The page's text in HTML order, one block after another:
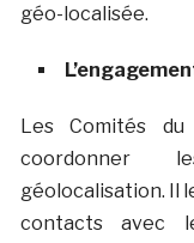
géo-localisée.
Les Comités du
coordonner
géolocalisation. Il
contacts avec